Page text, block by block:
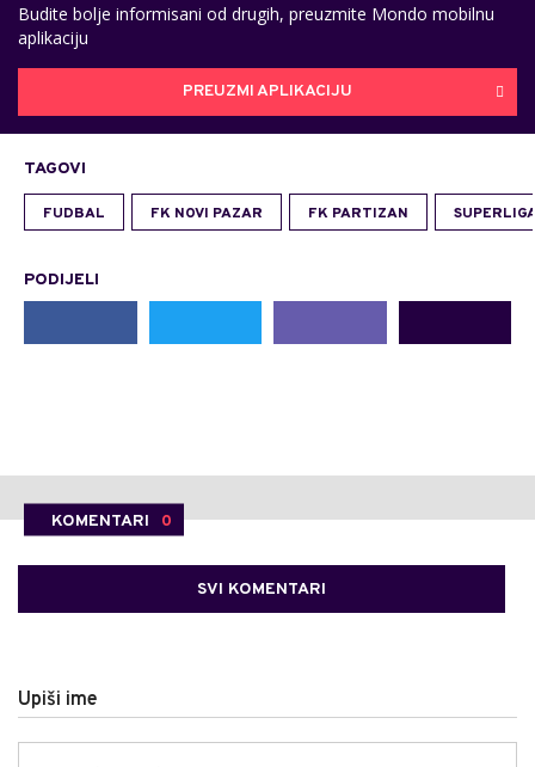
Budite bolje informisani od drugih, preuzmite Mondo mobilnu
aplikaciju
PREUZMI APLIKACIJU
TAGOVI
FUDBAL FK NOVI PAZAR FK PARTIZAN
PODIJELI
KOMENTARI 0
SVI KOMENTARI
Upiši ime